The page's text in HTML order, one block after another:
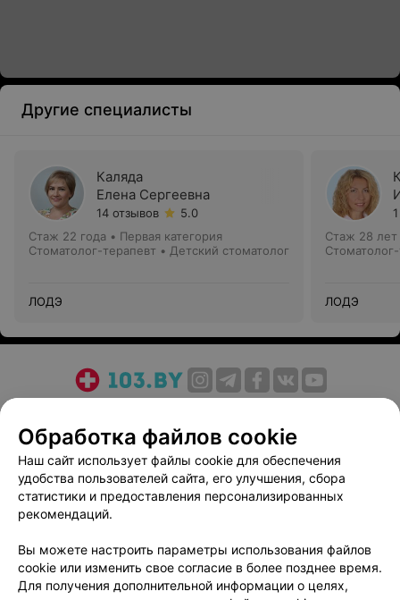
Другие специалисты
Каляда
Елена Сергеевна
14 отзывов
5.0
Стаж 22 года • Первая категория
Стоматолог-терапевт • Детский стоматолог
ЛОДЭ
Стаж 28 лет
ЛОДЭ
Медицинский маркетинг
Публичный договор
Пользовательское соглашение
Способы оплаты
Вакансии
Партнеры
Написать руководителю 103.by
Персональные настройки cookie
Обработка персональных данных
Обработка файлов cookie
Наш сайт использует файлы cookie для обеспечения
удобства пользователей сайта, его улучшения, сбора
статистики и предоставления персонализированных
рекомендаций.
Вы можете настроить параметры использования файлов
cookie или изменить свое согласие в более позднее время.
Для получения дополнительной информации о целях,